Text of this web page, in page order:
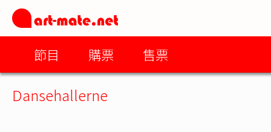
節目 購票 售票
Dansehallerne